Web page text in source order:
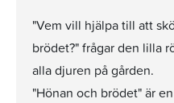
"Vem vill hjälpa till att
brödet?" frågar den lilla
alla djuren på gården.
"Hönan och brödet" är